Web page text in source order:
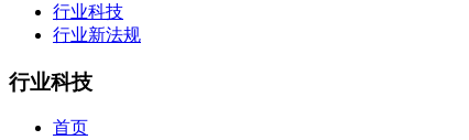
行业科技
行业新法规
行业科技
首页